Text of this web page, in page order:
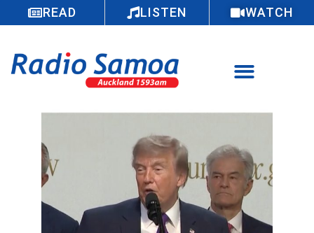
READ LISTEN WATCH